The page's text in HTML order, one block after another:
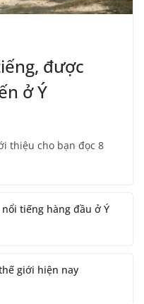
được
ở Ý
thiệu cho bạn đọc 8
tiếng hàng đầu ở Ý
giới hiện nay